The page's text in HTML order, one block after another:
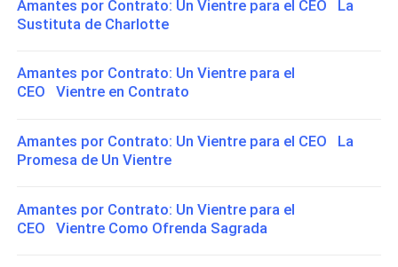
Amantes por Contrato: Un Vientre para el CEO La
Sustituta de Charlotte
Amantes por Contrato: Un Vientre para el
CEO Vientre en Contrato
Amantes por Contrato: Un Vientre para el CEO La
Promesa de Un Vientre
Amantes por Contrato: Un Vientre para el
CEO Vientre Como Ofrenda Sagrada